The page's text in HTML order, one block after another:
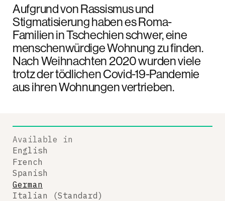
Aufgrund von Rassismus und
Stigmatisierung haben es Roma-
Familien in Tschechien schwer, eine
menschenwürdige Wohnung zu finden.
Nach Weihnachten 2020 wurden viele
trotz der tödlichen Covid-19-Pandemie
aus ihren Wohnungen vertrieben.
Available in
English
French
Spanish
German
Italian (Standard)